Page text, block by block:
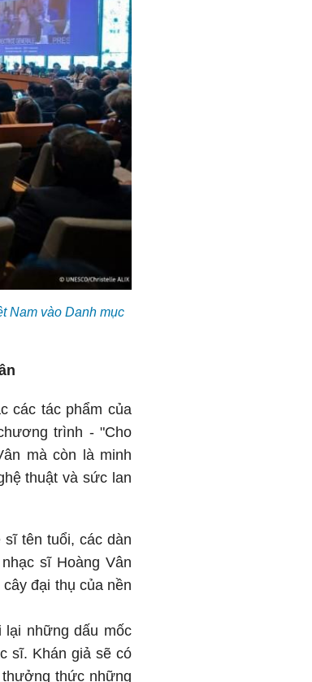
Nam vào Danh mục
các tác phẩm của
trình - "Cho
mà còn là minh
thuật và sức lan
tên tuổi, các dàn
sĩ Hoàng Vân
đại thụ của nền
những dấu mốc
sĩ. Khán giả sẽ có
thức những